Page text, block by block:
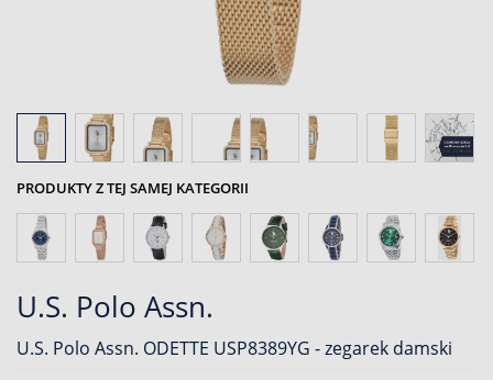
PRODUKTY Z TEJ SAMEJ KATEGORII
U.S. Polo Assn.
U.S. Polo Assn. ODETTE USP8389YG - zegarek damski